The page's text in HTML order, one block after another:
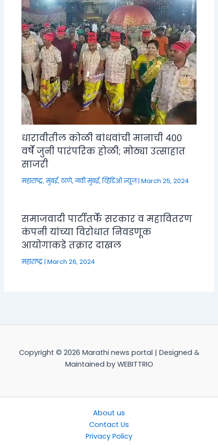
धारावीतील कोळी बांधवांची मानाची ४००
वर्षे जुनी पारंपरिक होळी; मोठ्या उत्साहात
साजरी
महाराष्ट्र,मुंबई, ठाणे, नवी मुंबई,व्हिडिओ न्यूज|March 25, 2024
समाजवादी पार्टीतर्फे सरकार व महावितरण
कंपनी यांच्या विरोधात निवडणूक
आयोगाकडे तक्रार दाखल
महाराष्ट्र|March 26, 2024
Copyright © 2026 Marathi news portal | Designed &
Maintained by WEBITTRIO
About us
Contact Us
Privacy Policy